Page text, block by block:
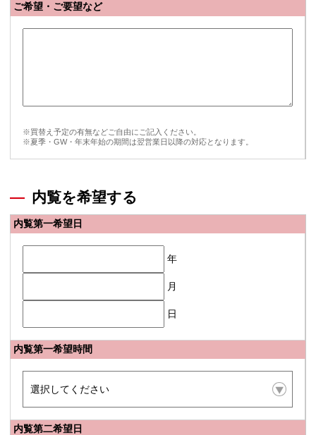
ご希望・ご要望など
※買替え予定の有無などご自由にご記入ください。
※夏季・GW・年末年始の期間は翌営業日以降の対応となります。
内覧を希望する
内覧第一希望日
年
月
日
内覧第一希望時間
内覧第二希望日